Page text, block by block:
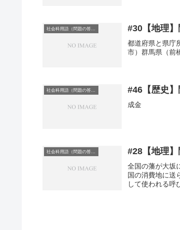
#30【地理
都道府県と県庁
市）群馬県（前
社会科用語（問題の答え） #46【歴史
成金
社会科用語（問題の答え） #28【地理
全国の藩が大坂
国の消費地に送
して使われる呼